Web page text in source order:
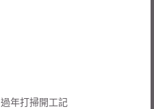
過年打掃開工記